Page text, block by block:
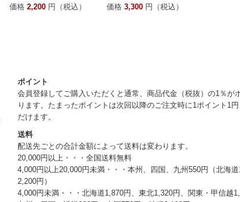
価格 2,200円（税込） 価格 3,300円（税込）
ポイント
会員登録してご購入いただくと通常、商品代金（税抜）の1％が
ります。たまったポイントは次回以降のご注文時に1ポイント1
だけます。
送料
配送先ごとの合計金額によって送料は変わります。
20,000円以上・・・全国送料無料
4,000円以上20,000円未満・・・本州、四国、九州550円（北海
2,200円）
4,000円未満・・・北海道1,870円、東北1,320円、関東・甲信越